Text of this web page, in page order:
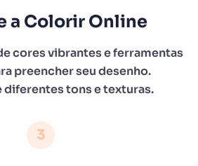
a Colorir Online
cores vibrantes e ferramentas
preencher seu desenho.
diferentes tons e texturas.
3